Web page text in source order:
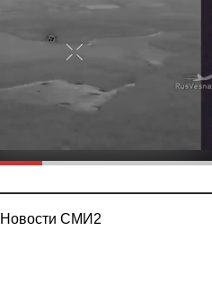
Новости СМИ2